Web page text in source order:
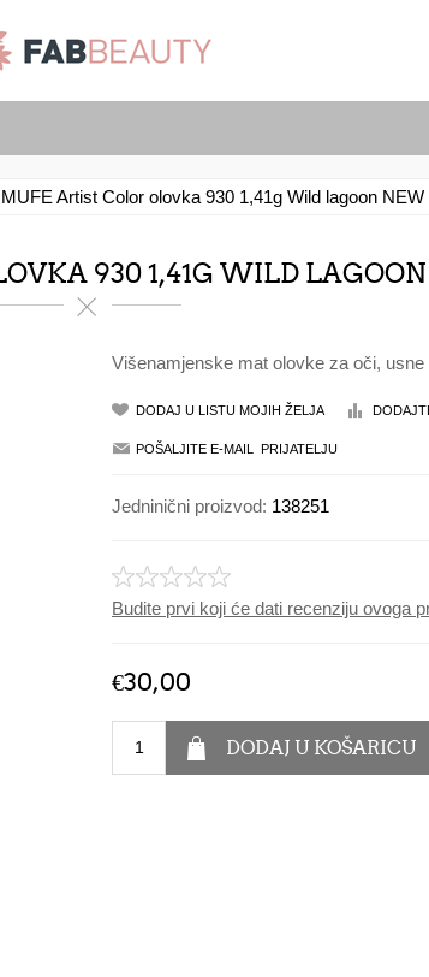
MUFE Artist Color olovka 930 1,41g Wild lagoon NEW
930 1,41G WILD
Višenamjenske mat olovke za oči, usne
Jedninični proizvod: 138251
Budite prvi koji će dati recenziju ovoga
€30,00